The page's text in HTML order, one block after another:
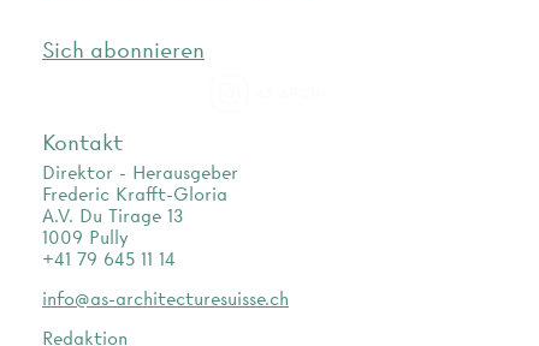
Sich abonnieren
Kontakt
Direktor - Herausgeber
Frederic Krafft-Gloria
A.V. Du Tirage 13
1009 Pully
+41 79 645 11 14
info@as-architecturesuisse.ch
Redaktion